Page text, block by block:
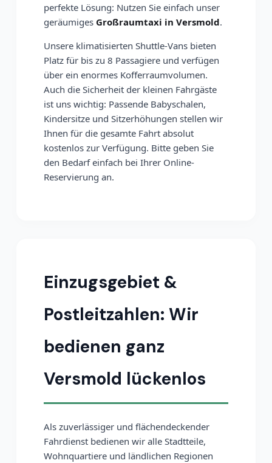
perfekte Lösung: Nutzen Sie einfach unser
geräumiges Großraumtaxi in Versmold.
Unsere klimatisierten Shuttle-Vans bieten
Platz für bis zu 8 Passagiere und verfügen
über ein enormes Kofferraumvolumen.
Auch die Sicherheit der kleinen Fahrgäste
ist uns wichtig: Passende Babyschalen,
Kindersitze und Sitzerhöhungen stellen wir
Ihnen für die gesamte Fahrt absolut
kostenlos zur Verfügung. Bitte geben Sie
den Bedarf einfach bei Ihrer Online-
Reservierung an.
Einzugsgebiet &
Postleitzahlen: Wir
bedienen ganz
Versmold lückenlos
Als zuverlässiger und flächendeckender
Fahrdienst bedienen wir alle Stadtteile,
Wohnquartiere und ländlichen Regionen